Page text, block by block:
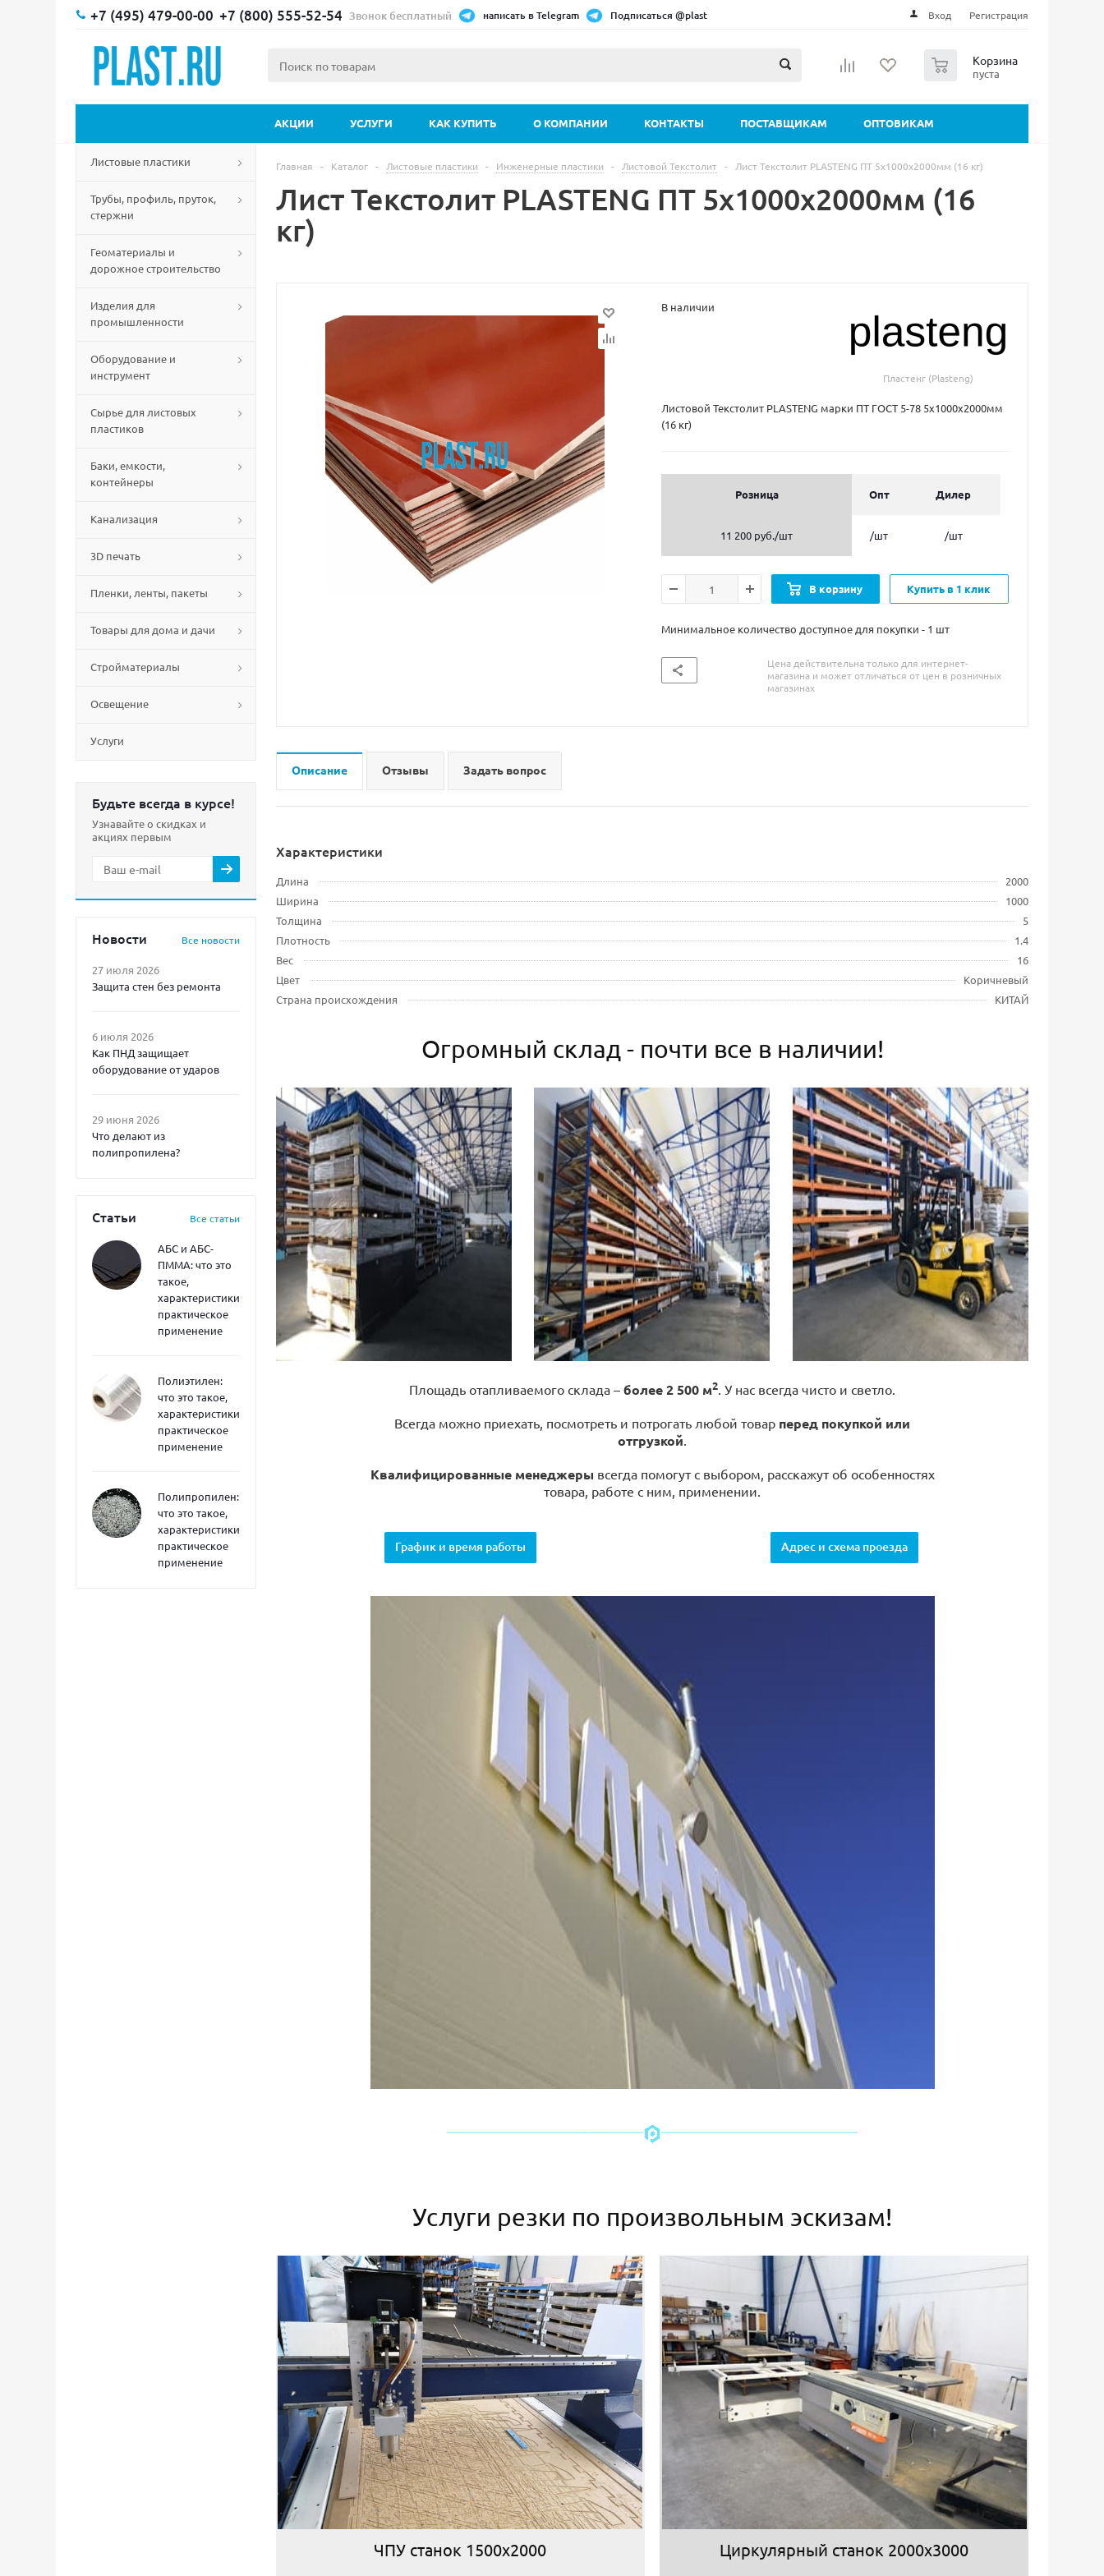
+7 (495) 479-00-00 +7 (800) 555-52-54 Звонок бесплатный написать в Telegram Подписаться @plast Вход Регистрация
Корзина
пуста
АКЦИИ УСЛУГИ КАК КУПИТЬ О КОМПАНИИ КОНТАКТЫ ПОСТАВЩИКАМ ОПТОВИКАМ
Листовые пластики
Трубы, профиль, пруток,
стержни
Геоматериалы и
дорожное строительство
Изделия для
промышленности
Оборудование и
инструмент
Сырье для листовых
пластиков
Баки, емкости,
контейнеры
Канализация
3D печать
Пленки, ленты, пакеты
Товары для дома и дачи
Стройматериалы
Освещение
Услуги
Будьте всегда в курсе!
Узнавайте о скидках и
акциях первым
Новости Все новости
27 июля 2026
Защита стен без ремонта
6 июля 2026
Как ПНД защищает
оборудование от ударов
29 июня 2026
Что делают из
полипропилена?
Статьи Все статьи
АБС и АБС-
ПММА: что это
такое,
характеристики,
практическое
применение
Полиэтилен:
что это такое,
характеристики,
практическое
применение
Полипропилен:
что это такое,
характеристики,
практическое
применение
Главная - Каталог - Листовые пластики - Инженерные пластики - Листовой Текстолит - Лист Текстолит PLASTENG ПТ 5х1000х2000мм (16 кг)
Лист Текстолит PLASTENG ПТ 5х1000х2000мм (16
кг)
В наличии
Пластенг (Plasteng)
Листовой Текстолит PLASTENG марки ПТ ГОСТ 5-78 5х1000х2000мм
(16 кг)
Розница Опт Дилер
11 200 руб./шт /шт /шт
В корзину Купить в 1 клик
Минимальное количество доступное для покупки - 1 шт
Цена действительна только для интернет-
магазина и может отличаться от цен в розничных
магазинах
Описание Отзывы Задать вопрос
Характеристики
Длина
2000
Ширина
1000
Толщина
5
Плотность
1.4
Вес
16
Цвет
Коричневый
Страна происхождения
КИТАЙ
Огромный склад - почти все в наличии!
Площадь отапливаемого склада – более 2 500 м2. У нас всегда чисто и светло.
Всегда можно приехать, посмотреть и потрогать любой товар перед покупкой или
отгрузкой.
Квалифицированные менеджеры всегда помогут с выбором, расскажут об особенностях
товара, работе с ним, применении.
График и время работы Адрес и схема проезда
Услуги резки по произвольным эскизам!
ЧПУ станок 1500х2000 Циркулярный станок 2000х3000